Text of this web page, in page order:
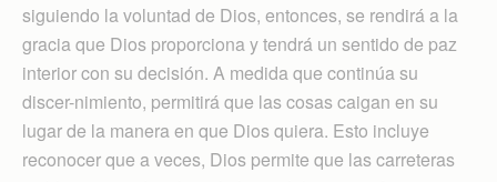
siguiendo la voluntad de Dios, entonces, se rendirá a la
gracia que Dios proporciona y tendrá un sentido de paz
interior con su decisión. A medida que continúa su
discer-nimiento, permitirá que las cosas caigan en su
lugar de la manera en que Dios quiera. Esto incluye
reconocer que a veces, Dios permite que las carreteras